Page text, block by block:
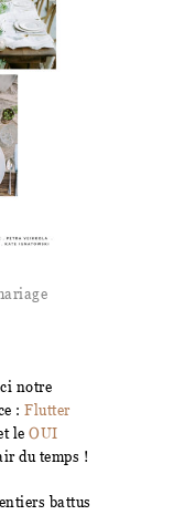
notre
: Flutter
le OUI
du temps !
battus